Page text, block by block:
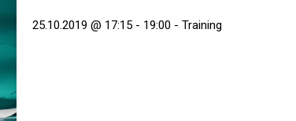
25.10.2019 @ 17:15 - 19:00 - Training